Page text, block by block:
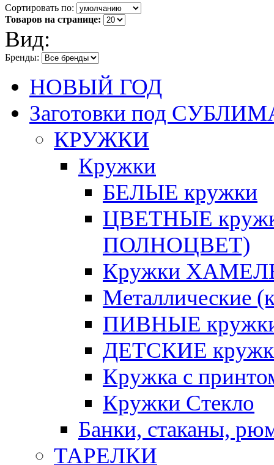
Сортировать по:
Товаров на странице:
Вид:
Бренды:
НОВЫЙ ГОД
Заготовки под
КРУЖКИ
Кружки
БЕЛЫЕ кружки
ЦВЕТНЫЕ
ПОЛНОЦВЕТ)
Кружки
Металлические
ПИВНЫЕ
ДЕТСКИЕ
Кружка с
Кружки Стекло
Банки, стаканы,
ТАРЕЛКИ